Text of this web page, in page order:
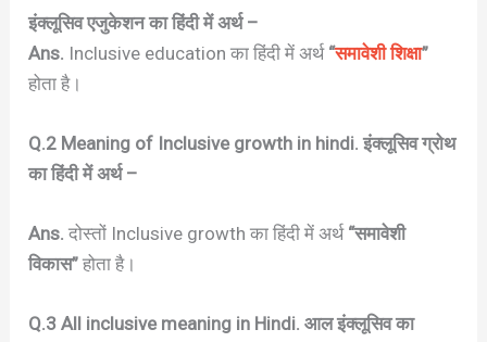
इंक्लूसिव एजुकेशन का हिंदी में अर्थ –
Ans. Inclusive education का हिंदी में अर्थ “समावेशी शिक्षा”
होता है।
Q.2 Meaning of Inclusive growth in hindi. इंक्लूसिव ग्रोथ
का हिंदी में अर्थ –
Ans.दोस्तों Inclusive growth का हिंदी में अर्थ“समावेशी
विकास” होता है।
Q.3 All inclusive meaning in Hindi. आल इंक्लूसिव का